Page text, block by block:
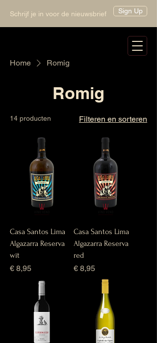
Schrijf je in voor de nieuwsbrief Sign Up
Home Romig
Romig
14 producten Filteren en sorteren
Casa Santos Lima
Algazarra Reserva
wit
Prijs
€ 8,95
Casa Santos Lima
Algazarra Reserva
red
Prijs
€ 8,95